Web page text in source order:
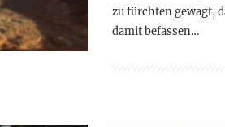
zu fürchten gewagt,
damit befassen…